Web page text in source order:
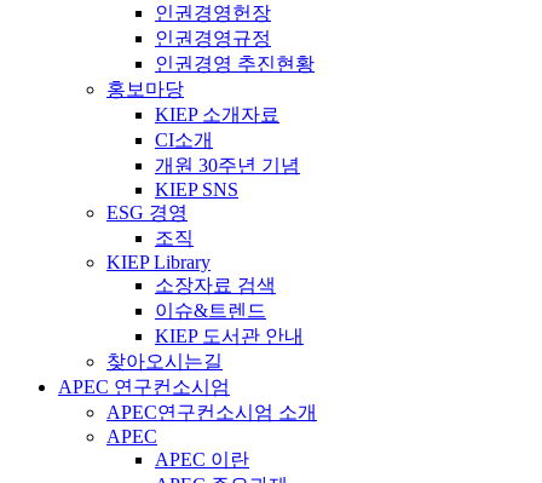
인권경영헌장
인권경영규정
인권경영 추진현황
홍보마당
KIEP 소개자료
CI소개
개원 30주년 기념
KIEP SNS
ESG 경영
조직
KIEP Library
소장자료 검색
이슈&트렌드
KIEP 도서관 안내
찾아오시는길
APEC 연구컨소시엄
APEC연구컨소시엄 소개
APEC
APEC 이란